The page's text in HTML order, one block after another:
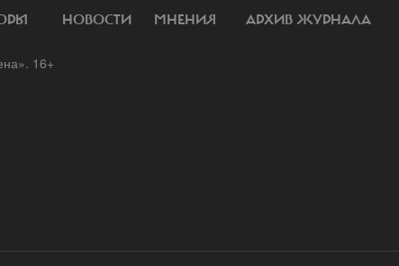
НОВОСТИ МНЕНИЯ АРХИВ ЖУРНАЛА
16+